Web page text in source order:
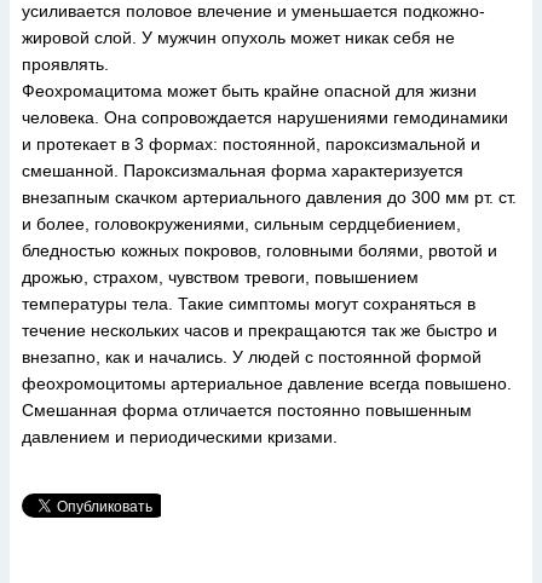
усиливается половое влечение и уменьшается подкожно-
жировой слой. У мужчин опухоль может никак себя не
проявлять.
Феохромацитома может быть крайне опасной для жизни
человека. Она сопровождается нарушениями гемодинамики
и протекает в 3 формах: постоянной, пароксизмальной и
смешанной. Пароксизмальная форма характеризуется
внезапным скачком артериального давления до 300 мм рт. ст.
и более, головокружениями, сильным сердцебиением,
бледностью кожных покровов, головными болями, рвотой и
дрожью, страхом, чувством тревоги, повышением
температуры тела. Такие симптомы могут сохраняться в
течение нескольких часов и прекращаются так же быстро и
внезапно, как и начались. У людей с постоянной формой
феохромоцитомы артериальное давление всегда повышено.
Смешанная форма отличается постоянно повышенным
давлением и периодическими кризами.